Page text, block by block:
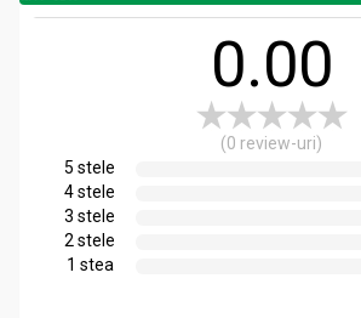
cât și la maraton.
Compozitie
Lglutamine 500mg 90cp - ADAMS
Ingrediente
L-Glutamină*
0.00
(0 review-uri)
5 stele
4 stele
3 stele
2 stele
1 stea